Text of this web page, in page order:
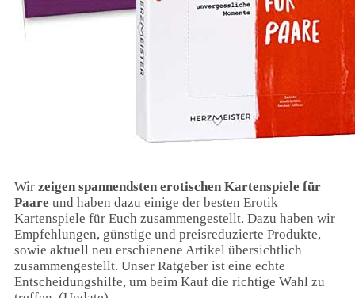
Wir zeigen spannendsten erotischen Kartenspiele für
Paare und haben dazu einige der besten Erotik
Kartenspiele für Euch zusammengestellt. Dazu haben wir
Empfehlungen, günstige und preisreduzierte Produkte,
sowie aktuell neu erschienene Artikel übersichtlich
zusammengestellt. Unser Ratgeber ist eine echte
Entscheidungshilfe, um beim Kauf die richtige Wahl zu